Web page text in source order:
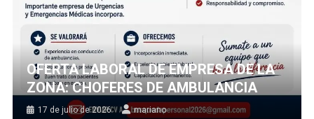
OFERTA LABORAL DE EMPRESA DE LA
ZONA: CHOFERES DE AMBULANCIA
17 de julio de 2026 mariano